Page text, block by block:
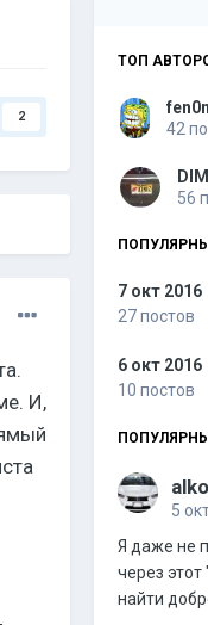
2
И,
ТОП
42
56
7 окт 2016
27 постов
6 окт 2016
10 постов
5
Я даже не
через
найти